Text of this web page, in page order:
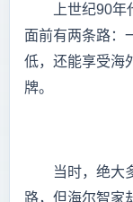
上世纪90
面前有两条路：
低，还能享受海
牌。
当时，绝大
路，但海尔智家